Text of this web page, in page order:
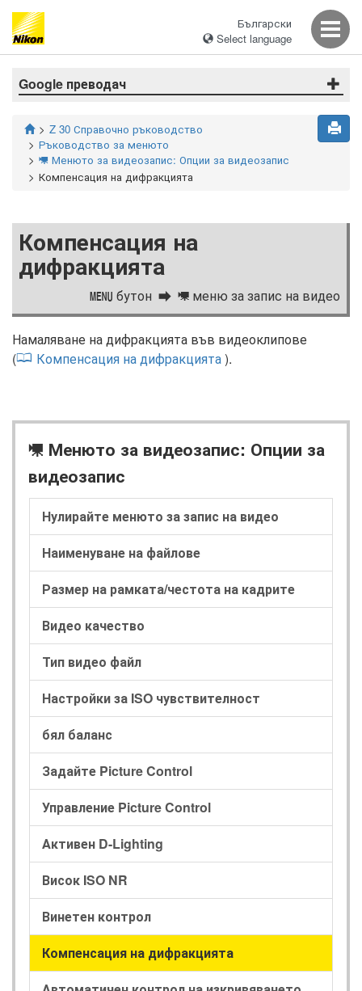
Български
Select language
Google преводач
Z 30 Справочно ръководство
Ръководство за менюто
1 Менюто за видеозапис: Опции за видеозапис
Компенсация на дифракцията
Компенсация на
дифракцията
G бутон 1 меню за запис на видео
Намаляване на дифракцията във видеоклипове
(
Компенсация на дифракцията).
1 Менюто за видеозапис: Опции за
видеозапис
Нулирайте менюто за запис на видео
Наименуване на файлове
Размер на рамката/честота на кадрите
Видео качество
Тип видео файл
Настройки за ISO чувствителност
бял баланс
Задайте Picture Control
Управление Picture Control
Активен D-Lighting
Висок ISO NR
Винетен контрол
Компенсация на дифракцията